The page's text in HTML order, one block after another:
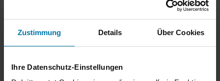
Zustimmung Details Über Cookies
Ihre Datenschutz-Einstellungen
Nutze unserJob Matching